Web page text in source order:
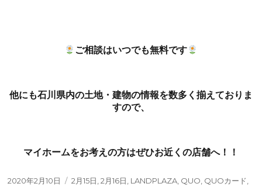
ご相談はいつでも無料です
他にも石川県内の土地・建物の情報を数多く揃えておりま
すので、
マイホームをお考えの方はぜひお近くの店舗へ！！
投
2020年2月10日
タ
2月15日,2月16日, LANDPLAZA, QUO, QUOカード,